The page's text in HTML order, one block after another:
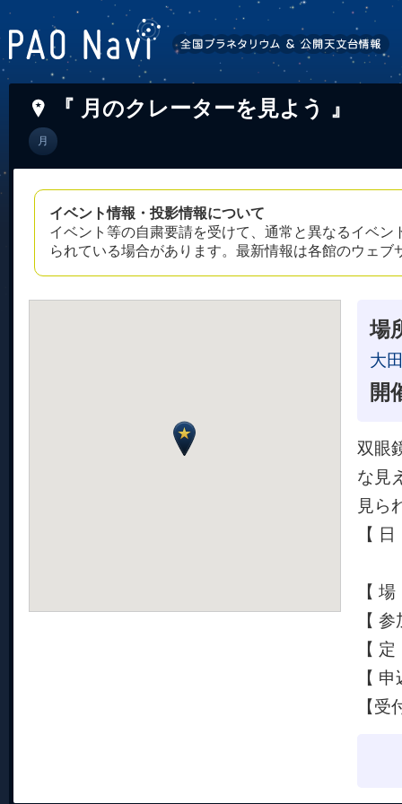
『 月のクレーターを見よう 』
月
イベント情報・投影情報について
イベント等の自粛要請を受けて、通常と異なるイベ
られている場合があります。最新情報は各館のウェ
場
大
開
双眼
な見
見ら
【
【
【
【
【
【